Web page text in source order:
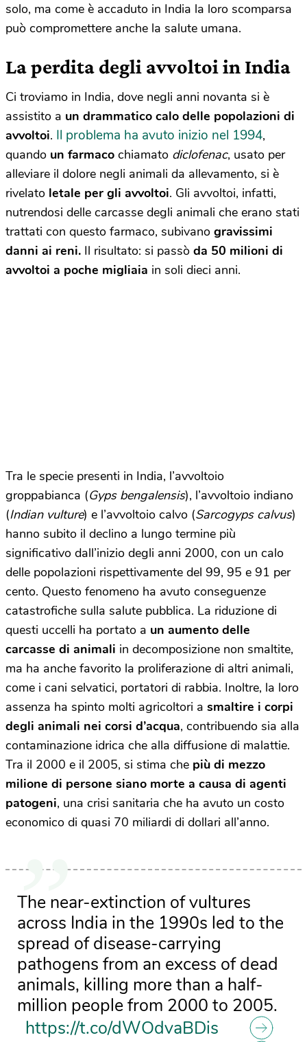
solo, ma come è accaduto in India la loro scomparsa
può compromettere anche la salute umana.
La perdita degli avvoltoi in India
Ci troviamo in India, dove negli anni novanta si è
assistito a un drammatico calo delle popolazioni di
avvoltoi. Il problema ha avuto inizio nel 1994,
quando un farmaco chiamato diclofenac, usato per
alleviare il dolore negli animali da allevamento, si è
rivelato letale per gli avvoltoi. Gli avvoltoi, infatti,
nutrendosi delle carcasse degli animali che erano stati
trattati con questo farmaco, subivano gravissimi
danni ai reni. Il risultato: si passò da 50 milioni di
avvoltoi a poche migliaia in soli dieci anni.
Tra le specie presenti in India, l’avvoltoio
groppabianca (Gyps bengalensis), l’avvoltoio indiano
(Indian vulture) e l’avvoltoio calvo (Sarcogyps calvus)
hanno subito il declino a lungo termine più
significativo dall’inizio degli anni 2000, con un calo
delle popolazioni rispettivamente del 99, 95 e 91 per
cento. Questo fenomeno ha avuto conseguenze
catastrofiche sulla salute pubblica. La riduzione di
questi uccelli ha portato a un aumento delle
carcasse di animali in decomposizione non smaltite,
ma ha anche favorito la proliferazione di altri animali,
come i cani selvatici, portatori di rabbia. Inoltre, la loro
assenza ha spinto molti agricoltori a smaltire i corpi
degli animali nei corsi d’acqua, contribuendo sia alla
contaminazione idrica che alla diffusione di malattie.
Tra il 2000 e il 2005, si stima che più di mezzo
milione di persone siano morte a causa di agenti
patogeni, una crisi sanitaria che ha avuto un costo
economico di quasi 70 miliardi di dollari all’anno.
The near-extinction of vultures
across India in the 1990s led to the
spread of disease-carrying
pathogens from an excess of dead
animals, killing more than a half-
million people from 2000 to 2005.
https://t.co/dWOdvaBDis